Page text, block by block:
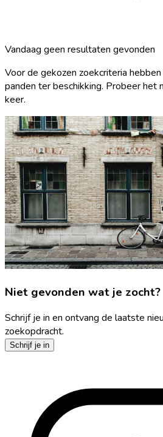
Vandaag geen resultaten gevonden
Voor de gekozen zoekcriteria
panden ter beschikking. Probeer het
keer.
Niet gevonden wat je zocht?
Schrijf je in en ontvang de laatste
zoekopdracht.
Schrijf je in